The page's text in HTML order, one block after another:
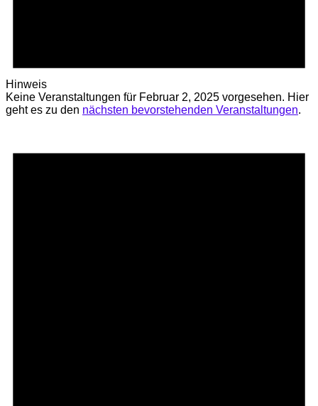
Hinweis
Keine Veranstaltungen für Februar 2, 2025 vorgesehen. Hier
geht es zu den nächsten bevorstehenden Veranstaltungen.